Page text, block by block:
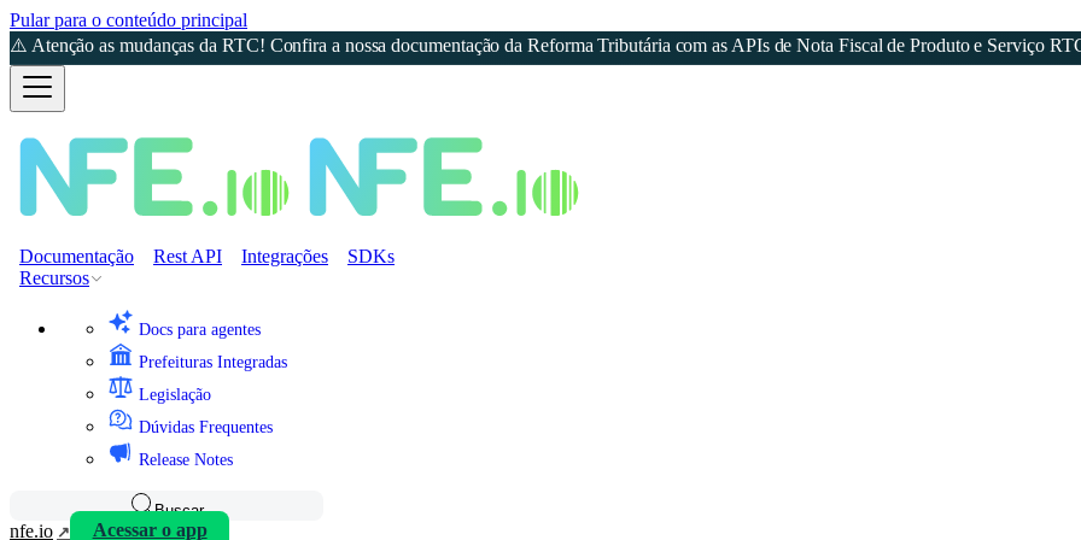
Pular para o conteúdo principal
⚠️ Atenção as mudanças da RTC! Confira a nossa documentação da Reforma Tributária com as APIs de Nota Fiscal de Produto e Serviço
Documentação Rest API Integrações
SDKs
Recursos
Docs para agentes
Prefeituras Integradas
Legislação
Dúvidas Frequentes
Release Notes
Buscar
nfe.io Acessar o app